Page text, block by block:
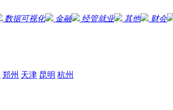
数据可视化 金融 经管就业 其他 财会
郑州 天津 昆明 杭州